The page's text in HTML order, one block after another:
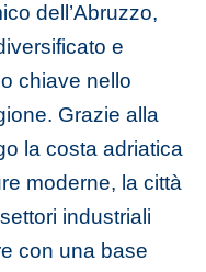
dell’Abruzzo,
e
chiave nello
Grazie alla
la costa adriatica
moderne, la città
industriali
con una base